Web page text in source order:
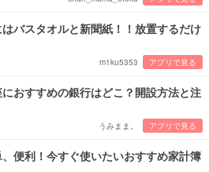
バスタオルと新聞紙！！放置するだけ
m1ku5353 アプリで見る
おすすめの銀行はどこ？開設方法と注
うみまま。 アプリで見る
便利！今すぐ使いたいおすすめ家計簿